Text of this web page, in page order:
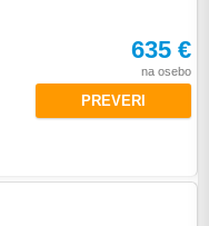
635 €
na osebo
PREVERI